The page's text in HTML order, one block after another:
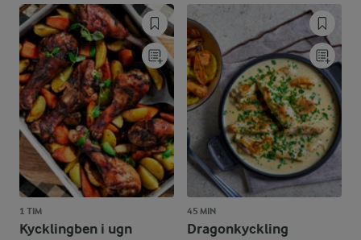
1 TIM
Kycklingben i ugn
45 MIN
Dragonkyckling